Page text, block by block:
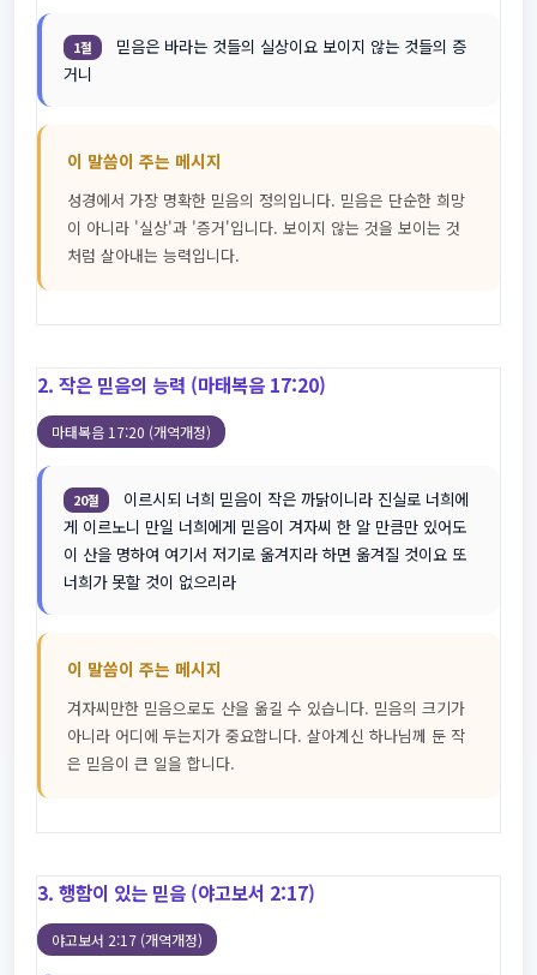
1절
믿음은 바라는 것들의 실상이요 보이지 않는 것들의 증
거니
이 말씀이 주는 메시지
성경에서 가장 명확한 믿음의 정의입니다. 믿음은 단순한 희망
이 아니라 '실상'과 '증거'입니다. 보이지 않는 것을 보이는 것
처럼 살아내는 능력입니다.
2. 작은 믿음의 능력 (마태복음 17:20)
마태복음 17:20 (개역개정)
20절
이르시되 너희 믿음이 작은 까닭이니라 진실로 너희에
게 이르노니 만일 너희에게 믿음이 겨자씨 한 알 만큼만 있어도
이 산을 명하여 여기서 저기로 옮겨지라 하면 옮겨질 것이요 또
너희가 못할 것이 없으리라
이 말씀이 주는 메시지
겨자씨만한 믿음으로도 산을 옮길 수 있습니다. 믿음의 크기가
아니라 어디에 두는지가 중요합니다. 살아계신 하나님께 둔 작
은 믿음이 큰 일을 합니다.
3. 행함이 있는 믿음 (야고보서 2:17)
야고보서 2:17 (개역개정)